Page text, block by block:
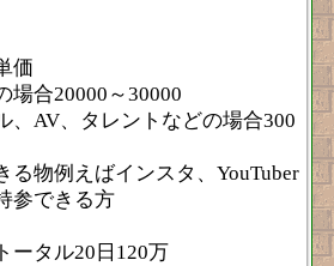
価
場合20000～30000
、AV、タレントなどの場合300
物例えばインスタ、YouTuber
参できる方
ータル20日120万